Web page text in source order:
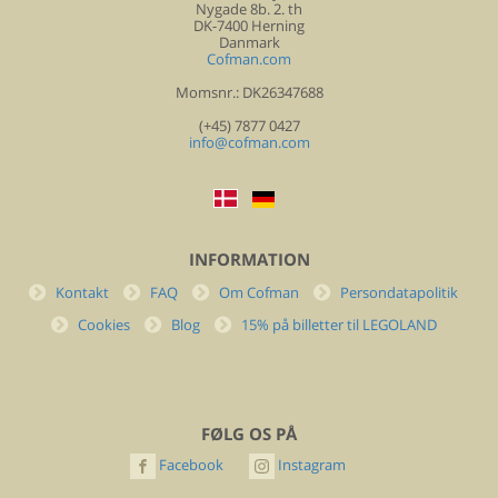
Nygade 8b. 2. th
DK-7400 Herning
Danmark
Cofman.com
Momsnr.: DK26347688
(+45) 7877 0427
info@cofman.com
INFORMATION
Kontakt FAQ Om Cofman
Persondatapolitik
Cookies
Blog 15% på billetter til LEGOLAND
FØLG OS PÅ
Facebook Instagram